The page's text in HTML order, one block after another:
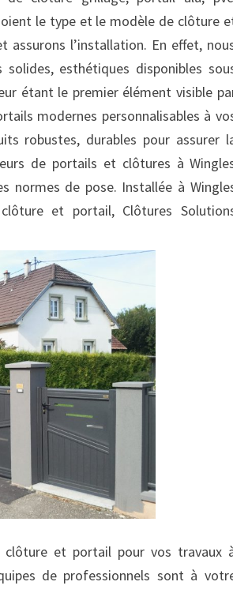
le type et le modèle de clôture
l’installation. En effet,
esthétiques disponibles
étant le premier élément visible
modernes personnalisables à
robustes, durables pour assurer
de portails et clôtures à
normes de pose. Installée à
et portail, Clôtures
clôture et portail pour vos travaux
de professionnels sont à